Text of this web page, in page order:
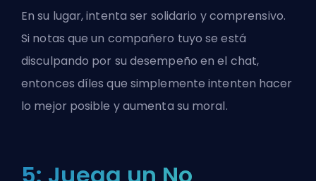
En su lugar, intenta ser solidario y comprensivo.
Si notas que un compañero tuyo se está
disculpando por su desempeño en el chat,
entonces díles que simplemente intenten hacer
lo mejor posible y aumenta su moral.